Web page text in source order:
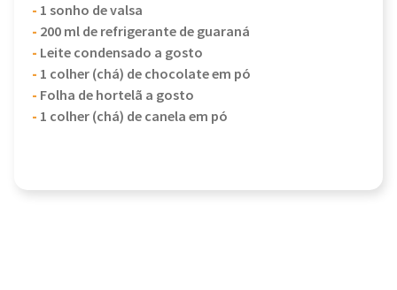
- 1 sonho de valsa
- 200 ml de refrigerante de guaraná
- Leite condensado a gosto
- 1 colher (chá) de chocolate em pó
- Folha de hortelã a gosto
- 1 colher (chá) de canela em pó